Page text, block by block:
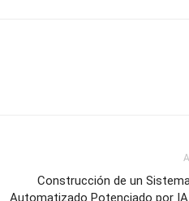
Construcción de un
Automatizado Potenciado por